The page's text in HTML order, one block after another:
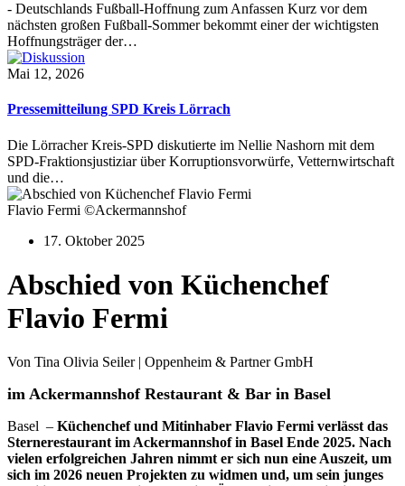
- Deutschlands Fußball-Hoffnung zum Anfassen Kurz vor dem
nächsten großen Fußball-Sommer bekommt einer der wichtigsten
Hoffnungsträger der…
Mai 12, 2026
Pressemitteilung SPD Kreis Lörrach
Die Lörracher Kreis-SPD diskutierte im Nellie Nashorn mit dem
SPD-Fraktionsjustiziar über Korruptionsvorwürfe, Vetternwirtschaft
und die…
Flavio Fermi ©Ackermannshof
17. Oktober 2025
Abschied von Küchenchef
Flavio Fermi
Von Tina Olivia Seiler | Oppenheim & Partner GmbH
im Ackermannshof Restaurant & Bar in Basel
Basel – Küchenchef und Mitinhaber Flavio Fermi verlässt das
Sternerestaurant im Ackermannshof in Basel Ende 2025. Nach
vielen erfolgreichen Jahren nimmt er sich nun eine Auszeit, um
sich im 2026 neuen Projekten zu widmen und, um sein junges